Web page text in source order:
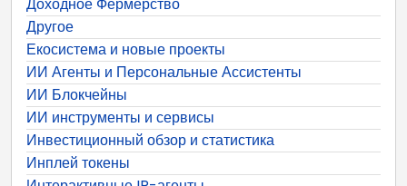
Другое
Екосистема и новые проекты
ИИ Агенты и Персональные Ассистенты
ИИ Блокчейны
ИИ инструменты и сервисы
Инвестиционный обзор и статистика
Инплей токены